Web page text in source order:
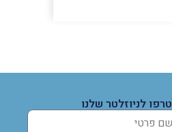
לניוזלטר שלנו